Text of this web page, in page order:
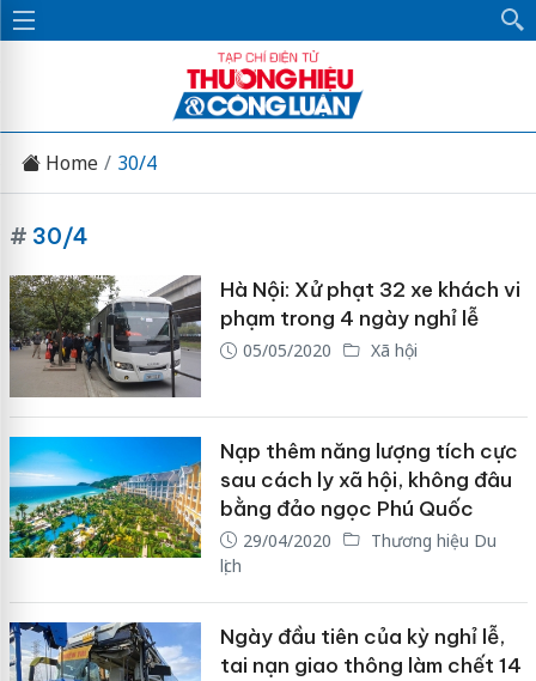
Home 30/4
# 30/4
Hà Nội: Xử phạt 32 xe khách vi
phạm trong 4 ngày nghỉ lễ
05/05/2020 Xã hội
Nạp thêm năng lượng tích cực
sau cách ly xã hội, không đâu
bằng đảo ngọc Phú Quốc
29/04/2020
Thương hiệu Du
lịch
Ngày đầu tiên của kỳ nghỉ lễ,
tai nạn giao thông làm chết 14